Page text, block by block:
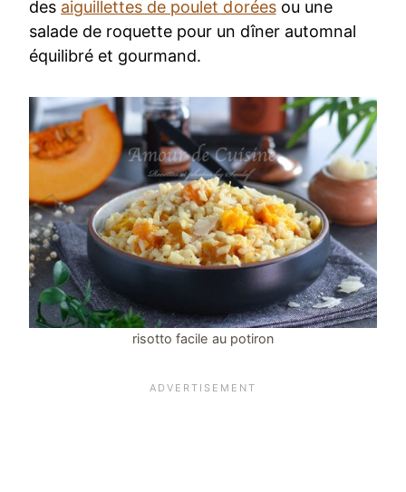
des aiguillettes de poulet doréesou une
salade de roquette pour un dîner automnal
équilibré et gourmand.
risotto facile au potiron